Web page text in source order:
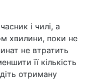
і чилі, а
хвилини, поки не
не втратить
її кількість
отриману